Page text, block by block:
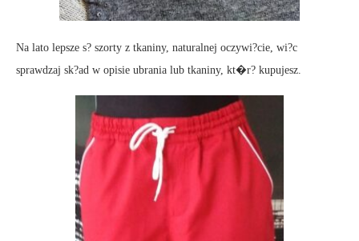
Na lato lepsze s? szorty z tkaniny, naturalnej oczywi?cie, wi?c
sprawdzaj sk?ad w opisie ubrania lub tkaniny, kt�r? kupujesz.